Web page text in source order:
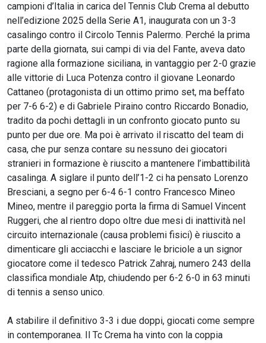
campioni d’Italia in carica del Tennis Club Crema al debutto
nell’edizione 2025 della Serie A1, inaugurata con un 3-3
casalingo contro il Circolo Tennis Palermo. Perché la prima
parte della giornata, sui campi di via del Fante, aveva dato
ragione alla formazione siciliana, in vantaggio per 2-0 grazie
alle vittorie di Luca Potenza contro il giovane Leonardo
Cattaneo (protagonista di un ottimo primo set, ma beffato
per 7-6 6-2) e di Gabriele Piraino contro Riccardo Bonadio,
tradito da pochi dettagli in un confronto giocato punto su
punto per due ore. Ma poi è arrivato il riscatto del team di
casa, che pur senza contare su nessuno dei giocatori
stranieri in formazione è riuscito a mantenere l’imbattibilità
casalinga. A siglare il punto dell’1-2 ci ha pensato Lorenzo
Bresciani, a segno per 6-4 6-1 contro Francesco Mineo
Mineo, mentre il pareggio porta la firma di Samuel Vincent
Ruggeri, che al rientro dopo oltre due mesi di inattività nel
circuito internazionale (causa problemi fisici) è riuscito a
dimenticare gli acciacchi e lasciare le briciole a un signor
giocatore come il tedesco Patrick Zahraj, numero 243 della
classifica mondiale Atp, chiudendo per 6-2 6-0 in 63 minuti
di tennis a senso unico.
A stabilire il definitivo 3-3 i due doppi, giocati come sempre
in contemporanea. Il Tc Crema ha vinto con la coppia